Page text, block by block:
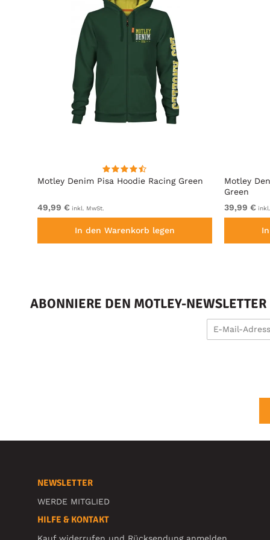
Motley Denim Pisa Hoodie Racing Green
49,99 € inkl. MwSt.
In den Warenkorb legen
Motley
Green
39,99 €
ABONNIERE DEN MOTLEY-
NEWSLETTER
WERDE MITGLIED
HILFE & KONTAKT